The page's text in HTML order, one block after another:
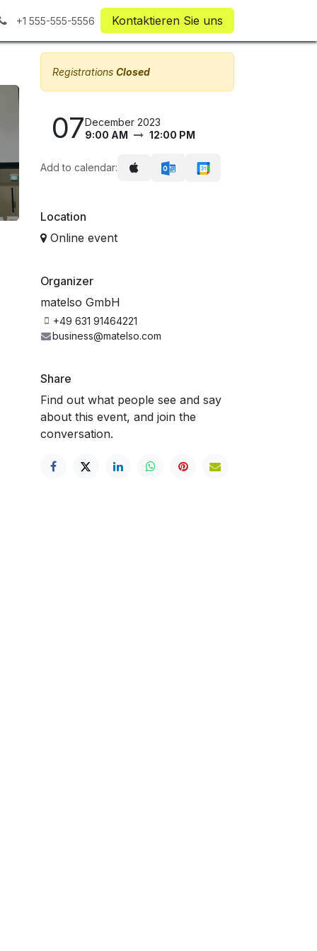
+1 555-555-5556 Kontaktieren Sie uns
Registrations Closed
07December 2023
9:00 AM
12:00 PM
Add to calendar:
Location
Online event
Organizer
matelso GmbH
+49 631 91464221
business@matelso.com
Share
Find out what people see and say
about this event, and join the
conversation.